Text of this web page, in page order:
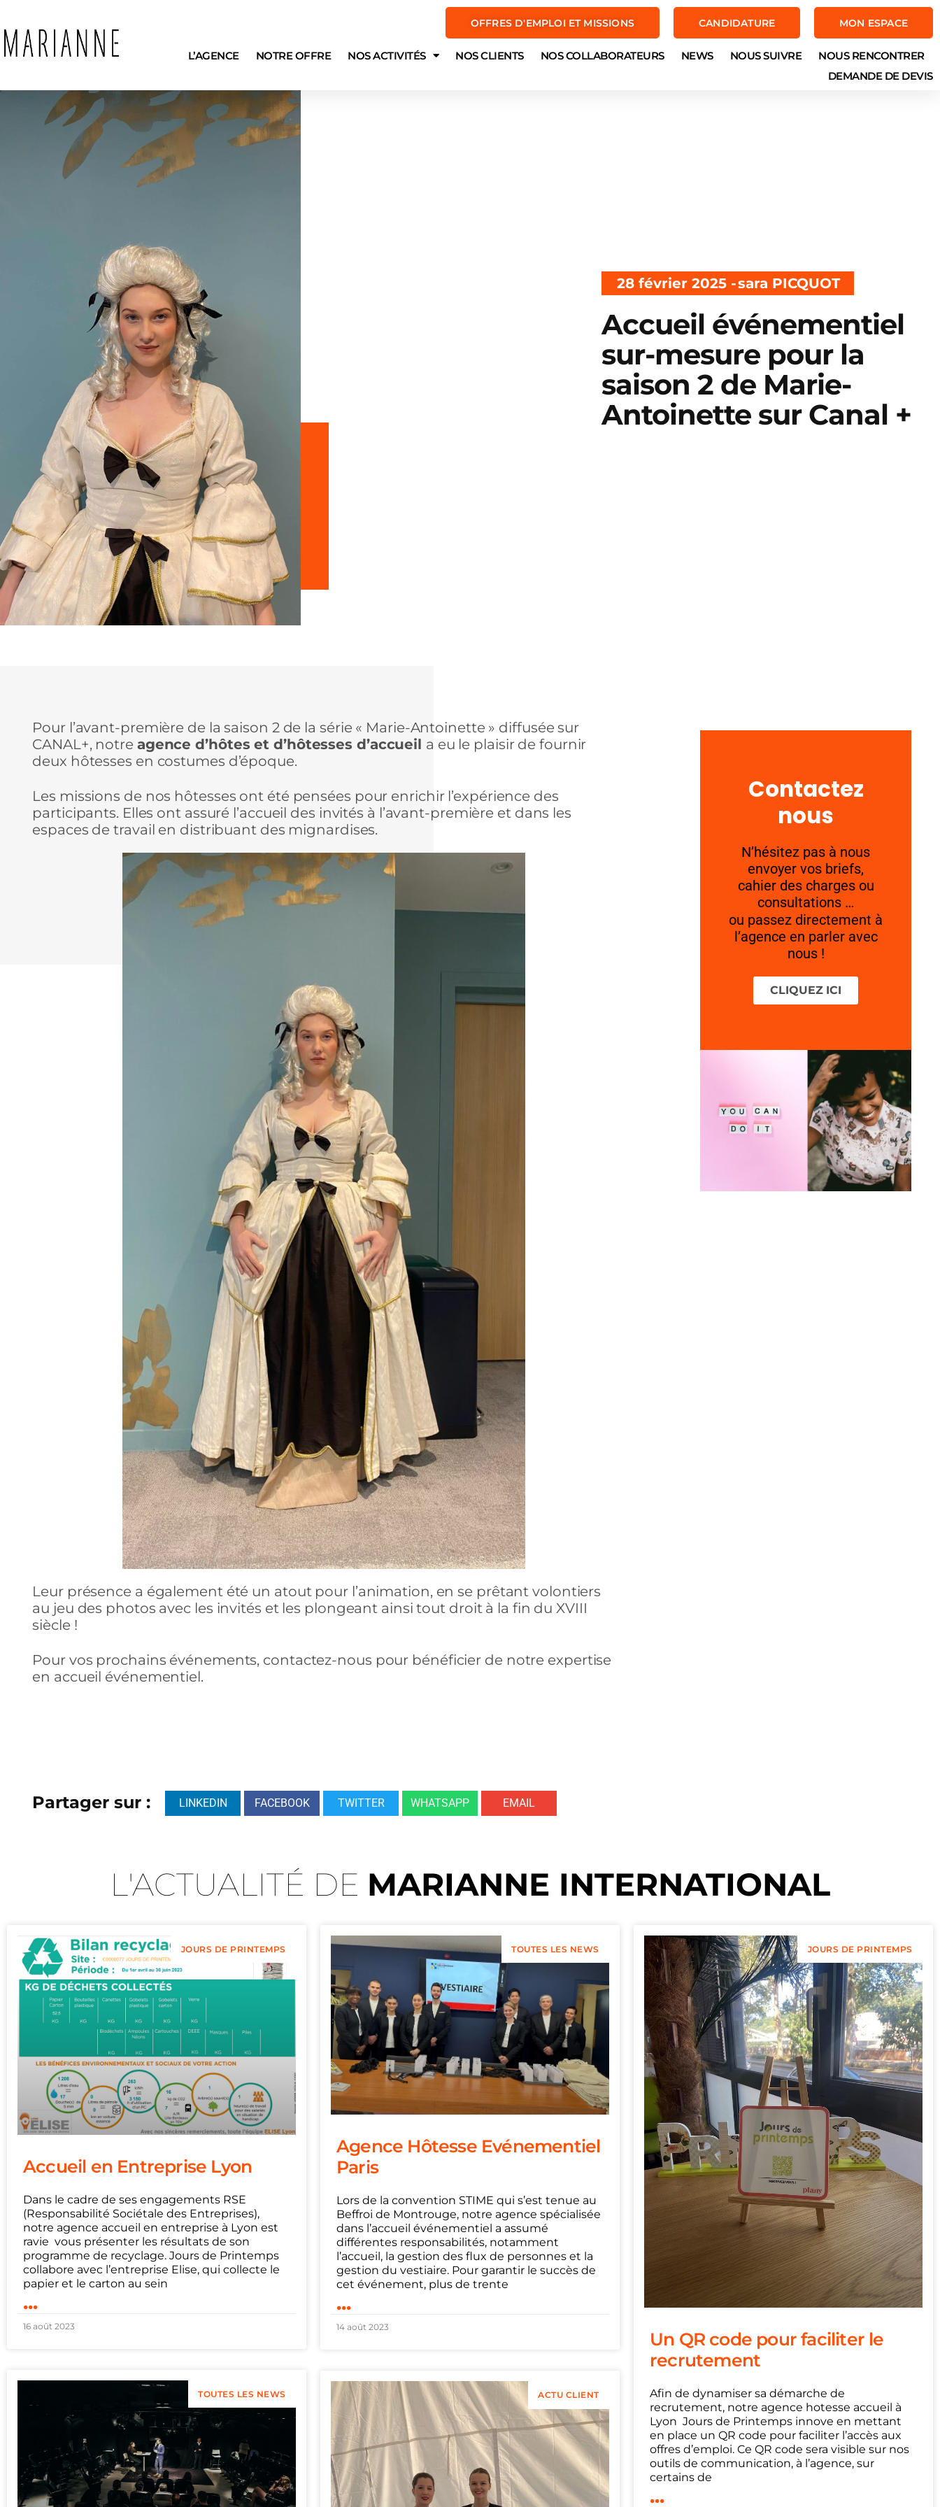
OFFRES D'EMPLOI ET MISSIONS CANDIDATURE MON ESPACE
L’AGENCE NOTRE OFFRE NOS ACTIVITÉS NOS CLIENTS NOS COLLABORATEURS NEWS NOUS SUIVRE
NOUS RENCONTRER
DEMANDE DE DEVIS
28 février 2025 -sara PICQUOT
Accueil événementiel
sur-mesure pour la
saison 2 de Marie-
Antoinette sur Canal +
Pour l’avant-première de la saison 2 de la série « Marie-Antoinette » diffusée sur
CANAL+, notre agence d’hôtes et d’hôtesses d’accueil a eu le plaisir de fournir
deux hôtesses en costumes d’époque.
Les missions de nos hôtesses ont été pensées pour enrichir l’expérience des
participants. Elles ont assuré l’accueil des invités à l’avant-première et dans les
espaces de travail en distribuant des mignardises.
Leur présence a également été un atout pour l’animation, en se prêtant volontiers
au jeu des photos avec les invités et les plongeant ainsi tout droit à la fin du XVIII
siècle !
Pour vos prochains événements, contactez-nous pour bénéficier de notre expertise
en accueil événementiel.
Partager sur : LINKEDIN FACEBOOK TWITTER WHATSAPP EMAIL
Contactez
nous
N’hésitez pas à nous
envoyer vos briefs,
cahier des charges ou
consultations …
ou passez directement à
l’agence en parler avec
nous !
CLIQUEZ ICI
L'ACTUALITÉ DE MARIANNE INTERNATIONAL
JOURS DE PRINTEMPS
Accueil en Entreprise Lyon
Dans le cadre de ses engagements RSE
(Responsabilité Sociétale des Entreprises),
notre agence accueil en entreprise à Lyon est
ravie vous présenter les résultats de son
programme de recyclage. Jours de Printemps
collabore avec l’entreprise Elise, qui collecte le
papier et le carton au sein
...
16 août 2023
TOUTES LES NEWS
Agence Hôtesse Evénementiel
Paris
Lors de la convention STIME qui s’est tenue au
Beffroi de Montrouge, notre agence spécialisée
dans l’accueil événementiel a assumé
différentes responsabilités, notamment
l’accueil, la gestion des flux de personnes et la
gestion du vestiaire. Pour garantir le succès de
cet événement, plus de trente
...
14 août 2023
JOURS DE PRINTEMPS
Un QR code pour faciliter le
recrutement
Afin de dynamiser sa démarche de
recrutement, notre agence hotesse accueil à
Lyon Jours de Printemps innove en mettant
en place un QR code pour faciliter l’accès aux
offres d’emploi. Ce QR code sera visible sur nos
outils de communication, à l’agence, sur
certains de
...
TOUTES LES NEWS ACTU CLIENT